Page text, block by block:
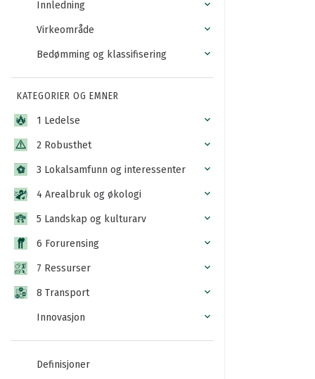
Innledning
Virkeområde
Bedømming og klassifisering
KATEGORIER OG EMNER
1 Ledelse
2 Robusthet
3 Lokalsamfunn og interessenter
4 Arealbruk og økologi
5 Landskap og kulturarv
6 Forurensing
7 Ressurser
8 Transport
Innovasjon
Definisjoner